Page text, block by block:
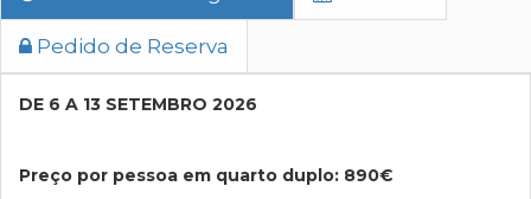
Pedido de Reserva
DE 6 A 13 SETEMBRO 2026
Preço por pessoa em quarto duplo: 890€